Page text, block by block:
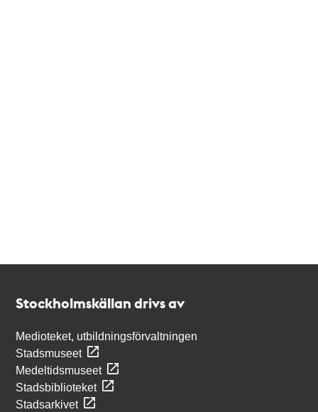
Stockholmskällan drivs av
Medioteket, utbildningsförvaltningen
Stadsmuseet
Medeltidsmuseet
Stadsbiblioteket
Stadsarkivet